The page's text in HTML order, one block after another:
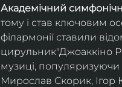
Академічний
тому і став ключовим
філармонії ставили
цирульник"Джоаккіно
музиці, популяризуючи
Мирослав Скорик, Ігор